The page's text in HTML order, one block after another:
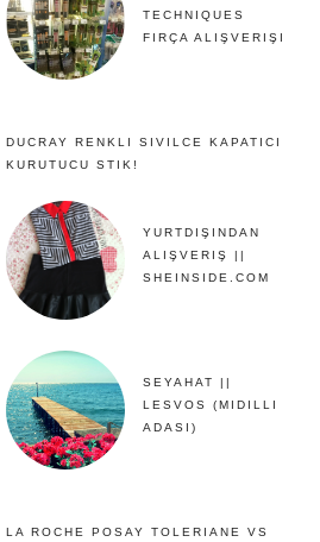
TECHNIQUES
FIRÇA ALIŞVERIŞI
DUCRAY RENKLI SIVILCE KAPATICI
KURUTUCU STIK!
YURTDIŞINDAN
ALIŞVERIŞ ||
SHEINSIDE.COM
SEYAHAT ||
LESVOS (MIDILLI
ADASI)
LA ROCHE POSAY TOLERIANE VS